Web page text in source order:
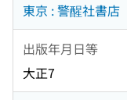
東京 : 警醒社書店
出版年月日等
大正7